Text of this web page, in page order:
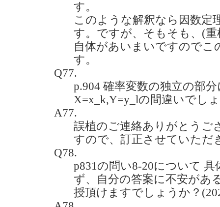
す。
このような解釈なら因数定
す。ですが、そもそも、(
自体があいまいですので
す。
Q77.
p.904 確率変数の独立の部
X=x_k,Y=y_lの間違いでし
A77.
誤植のご連絡ありがとうご
すので、訂正させていただ
Q78.
p831の問い8-20について
ず、自分の答案に不安があ
授頂けますでしょうか？